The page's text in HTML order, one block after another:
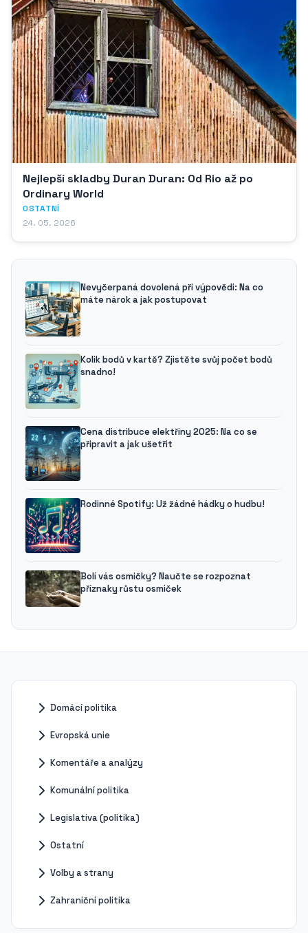
Nejlepší skladby Duran Duran: Od Rio až po
Ordinary World
OSTATNÍ
24. 05. 2026
Nevyčerpaná dovolená při výpovědi: Na co
máte nárok a jak postupovat
Kolik bodů v kartě? Zjistěte svůj počet bodů
snadno!
Cena distribuce elektřiny 2025: Na co se
připravit a jak ušetřit
Rodinné Spotify: Už žádné hádky o hudbu!
Bolí vás osmičky? Naučte se rozpoznat
příznaky růstu osmiček
Domácí politika
Evropská unie
Komentáře a analýzy
Komunální politika
Legislativa (politika)
Ostatní
Volby a strany
Zahraniční politika